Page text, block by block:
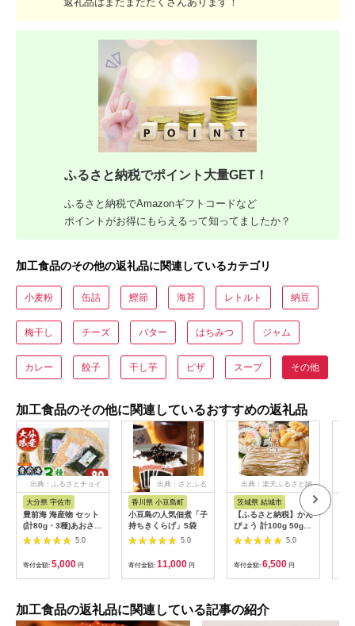
ふるさと納税でポイント大量GET！
ふるさと納税でAmazonギフトコードなど
ポイントがお得にもらえるって知ってましたか？
加工食品のその他の返礼品に関連しているカテゴリ
小麦粉 缶詰 鰹節 海苔 レトルト 納豆
梅干し チーズ バター はちみつ ジャム
カレー 餃子 干し芋 ピザ スープ その他
加工食品のその他に関連しているおすすめの返礼品
出典：ふるさとチョイ
大分県 宇佐市
豊前海 海産物 セット
(計80g・3種)あおさ
干しあみ 青のり 詰め
合わせ 海藻 乾物 トッ
ピング 味噌汁
【101900800】【上
野水産】
5.0
寄付金額: 5,000 円
出典：さとふる
香川県 小豆島町
小豆島の人気佃煮「子
持ちきくらげ」5袋
5.0
寄付金額: 11,000 円
出典：楽天ふるさと納
茨城県 結城市
【ふるさと納税】かん
ぴょう 計100g 50g×2
袋 《30日以内に出荷
予定(土日祝除く)》 株
式会社TMO結城 茨城
県 結城市 干瓢 野菜
乾物 特産品 食材 巻き
かんぴょう巻き 国産
日持ち 食物繊維
5.0
寄付金額: 6,500 円
加工食品の返礼品に関連している記事の紹介